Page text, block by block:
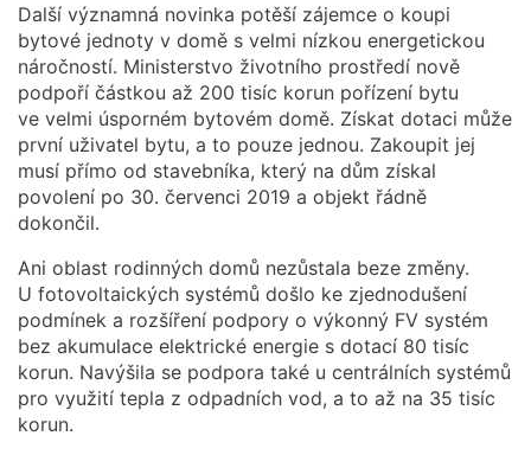
Další významná novinka potěší zájemce o koupi
bytové jednoty v domě s velmi nízkou energetickou
náročností. Ministerstvo životního prostředí nově
podpoří částkou až 200 tisíc korun pořízení bytu
ve velmi úsporném bytovém domě. Získat dotaci může
první uživatel bytu, a to pouze jednou. Zakoupit jej
musí přímo od stavebníka, který na dům získal
povolení po 30. červenci 2019 a objekt řádně
dokončil.
Ani oblast rodinných domů nezůstala beze změny.
U fotovoltaických systémů došlo ke zjednodušení
podmínek a rozšíření podpory o výkonný FV systém
bez akumulace elektrické energie s dotací 80 tisíc
korun. Navýšila se podpora také u centrálních systémů
pro využití tepla z odpadních vod, a to až na 35 tisíc
korun.